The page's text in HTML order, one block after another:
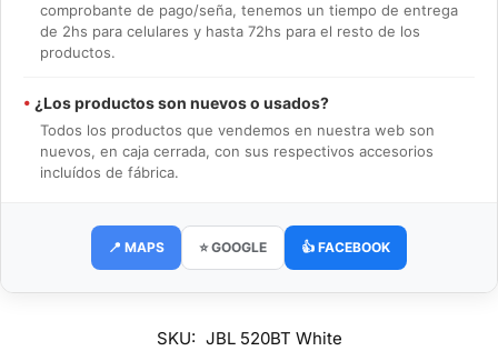
comprobante de pago/seña, tenemos un tiempo de entrega
de 2hs para celulares y hasta 72hs para el resto de los
productos.
• ¿Los productos son nuevos o usados?
Todos los productos que vendemos en nuestra web son
nuevos, en caja cerrada, con sus respectivos accesorios
incluídos de fábrica.
📍 MAPS ⭐ GOOGLE 👍 FACEBOOK
SKU: JBL 520BT White